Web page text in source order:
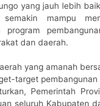
yang jauh lebih
mampu
dan daerah.
yang amanah
target
Pemerintah
seluruh Kabupaten